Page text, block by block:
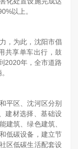
以上。
，为此，沈阳市倡
共享单车出行，鼓
2020年，全市道路
平区、沈河区分别
建材选择、基础设
建筑、绿色建筑、
低碳设备，建立节
区低碳生活配套设